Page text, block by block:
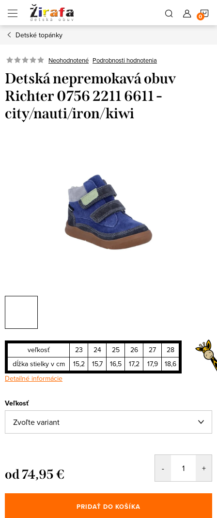
obsah
Detské topánky
Neohodnotené Podrobnosti hodnotenia
Detská nepremokavá obuv
Richter 0756 2211 6611 -
city/nauti/iron/kiwi
veľkosť 23 24 25 26 27
28
dĺžka stielky v cm
15,2 15,7 16,5 17,2 17,9
18,6
Detailné informácie
Veľkosť
od74,95 €
cena:
PRIDAŤ DO KOŠÍKA